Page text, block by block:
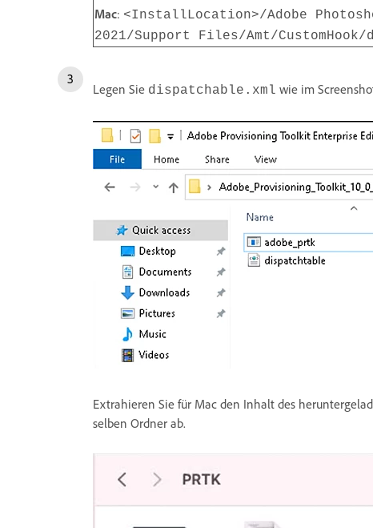
Mac: <InstallLocation>/Adobe
2021/Support Files/Amt/
Legen Sie dispatchable.xml wie im
Extrahieren Sie für Mac den Inhalt des
selben Ordner ab.